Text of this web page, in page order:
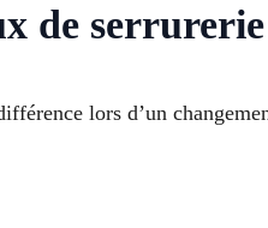
de
lors d’un